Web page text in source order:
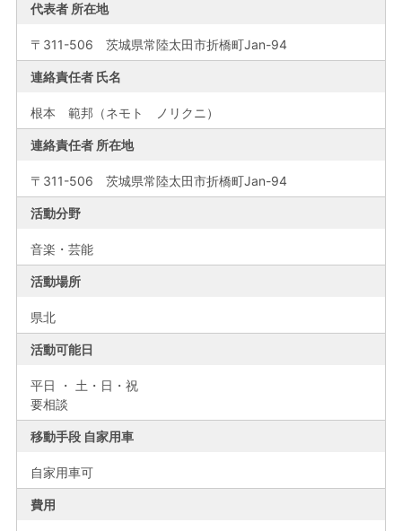
代表者 所在地
〒311-506 茨城県常陸太田市折橋町Jan-94
連絡責任者 氏名
根本 範邦（ネモト ノリクニ）
連絡責任者 所在地
〒311-506 茨城県常陸太田市折橋町Jan-94
活動分野
音楽・芸能
活動場所
県北
活動可能日
平日 ・ 土・日・祝
要相談
移動手段 自家用車
自家用車可
費用